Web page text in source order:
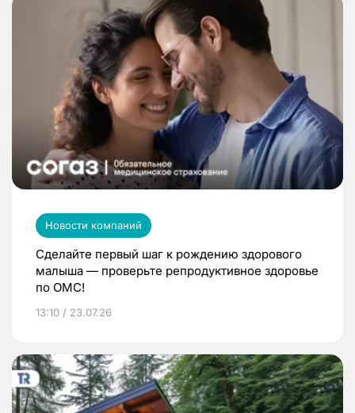
Новости компаний
Сделайте первый шаг к рождению здорового
малыша — проверьте репродуктивное здоровье
по ОМС!
13:10 / 23.07.26